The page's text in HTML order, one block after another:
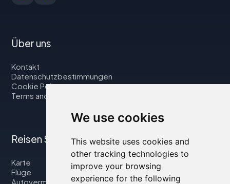
We use cookies
This website uses cookies and
other tracking technologies to
improve your browsing
experience for the following
Über uns
Kontakt
Datenschutzbestimmungen
Cookie Policy
Terms and Conditions
Reisen Sie mit uns
Karte
Flüge
Autovermietung